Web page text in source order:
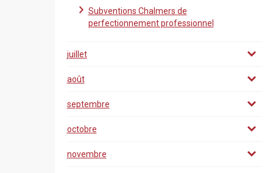
Subventions Chalmers de
perfectionnement professionnel
juillet
août
septembre
octobre
novembre